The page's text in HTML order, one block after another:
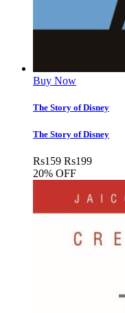
Buy Now
The Story of Disney
The Story of Disney
Rs159 Rs199
20% OFF